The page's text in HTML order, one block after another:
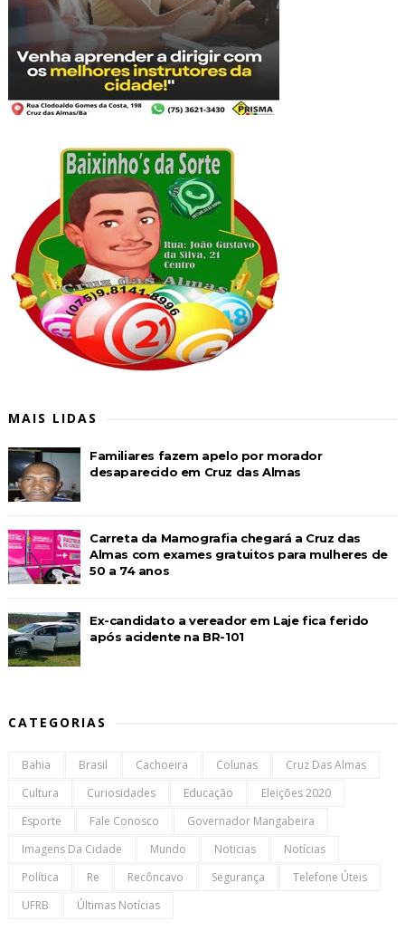
MAIS LIDAS
Familiares fazem apelo por morador
desaparecido em Cruz das Almas
Carreta da Mamografia chegará a Cruz das
Almas com exames gratuitos para mulheres de
50 a 74 anos
Ex-candidato a vereador em Laje fica ferido
após acidente na BR-101
CATEGORIAS
Bahia Brasil Cachoeira Colunas
Cruz Das Almas
Cultura
Curiosidades Educação
Eleições 2020
Esporte
Fale Conosco
Governador Mangabeira
Imagens Da Cidade
Mundo Noticias
Notícias
Política
Re Recôncavo Segurança
Telefone Úteis
UFRB
Últimas Notícias